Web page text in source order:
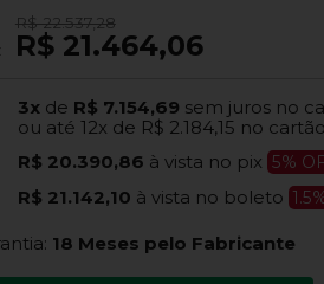
R$ 22.537,28
R$ 21.464,06
3x de R$ 7.154,69 sem juros no
ou até12x de R$ 2.184,15 no
R$ 20.390,86 à vista no pix 5%
R$ 21.142,10 à vista no boleto
18 Meses pelo Fabricante